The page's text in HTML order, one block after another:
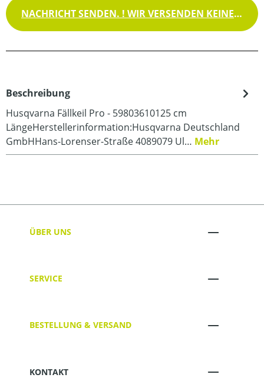
NACHRICHT SENDEN. ! WIR VERSENDEN KEINE WAREN !
Beschreibung
Husqvarna Fällkeil Pro - 59803610125 cm
LängeHerstellerinformation:Husqvarna Deutschland
GmbHHans-Lorenser-Straße 4089079 Ul… Mehr
ÜBER UNS
SERVICE
BESTELLUNG & VERSAND
KONTAKT